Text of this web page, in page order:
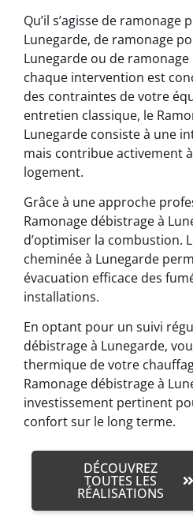
Qu’il s’agisse de ramonage
Lunegarde, de ramonage
Lunegarde ou de
chaque intervention est
des contraintes de votre
entretien classique, le
Lunegarde consiste à une
mais contribue activement
logement.
Grâce à une approche
Ramonage débistrage à
d’optimiser la combustion.
cheminée à Lunegarde
évacuation efficace des
installations.
En optant pour un suivi
débistrage à Lunegarde,
thermique de votre
Ramonage débistrage à
investissement pertinent
confort sur le long terme.
DÉCOUVREZ
TOUTES LES
RÉALISATIONS